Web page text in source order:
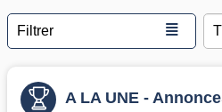
Filtrer ≣
A LA UNE -